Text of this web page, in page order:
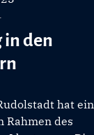
in den
hat ein
Rahmen des